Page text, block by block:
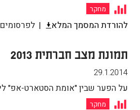
מחקר
להורדת המסמך המלא
תמונת מצב חברתית 2013
29.1.2014
על הפער שבין "אומת הסטארט-אפ"
מחקר